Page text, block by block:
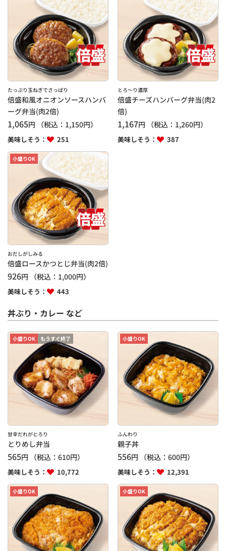
たっぷり玉ねぎでさっぱり
倍盛和風オニオンソースハンバ
ーグ弁当(肉2倍)
1,065円 （税込： 1,150円）
美味しそう： 251
とろ～り濃厚
倍盛チーズハンバーグ弁当(肉2
倍)
1,167円 （税込： 1,260円）
美味しそう： 387
小盛りOK
おだしがしみる
倍盛ロースかつとじ弁当(肉2倍)
926円 （税込： 1,000円）
美味しそう： 443
丼ぶり・カレー など
小盛りOK もうすぐ終了
甘辛だれがとろり
とりめし弁当
565円 （税込： 610円）
美味しそう： 10,772
小盛りOK
ふんわり
親子丼
556円 （税込：600円）
美味しそう： 12,391
小盛りOK 小盛りOK